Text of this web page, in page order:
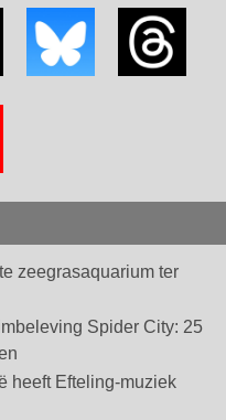
zeegrasaquarium ter
Spider City: 25
heeft Efteling-muziek